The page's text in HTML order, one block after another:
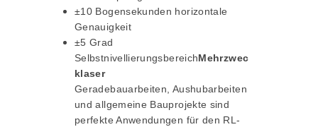
±10 Bogensekunden horizontale
Genauigkeit
±5 Grad
SelbstnivellierungsbereichMehrzwec
klaser
Geradebauarbeiten, Aushubarbeiten
und allgemeine Bauprojekte sind
perfekte Anwendungen für den RL-